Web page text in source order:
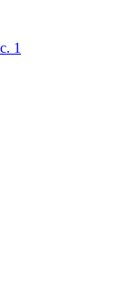
1